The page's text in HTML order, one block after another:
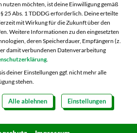
07:00 – 20:00 Uhr
07:00 – 20:00 Uhr
07:00 – 20:00 Uhr
07:00 – 20:00 Uhr
07:00 – 20:00 Uhr
Datenschutz
Impressum
Menschenrechte
nutzen möchten, ist deine Einwilligung gemäß
25 Abs. 1 TDDDG erforderlich. Deine erteilte
mit Wirkung für die Zukunft über den
Weitere Informationen zu den eingesetzten
deren Speicherdauer, Empfängern (z.
damit verbundenen Datenverarbeitung
.
deiner Einstellungen ggf. nicht mehr alle
stehen.
Alle ablehnen Einstellungen